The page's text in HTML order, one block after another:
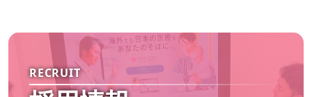
RECRUIT